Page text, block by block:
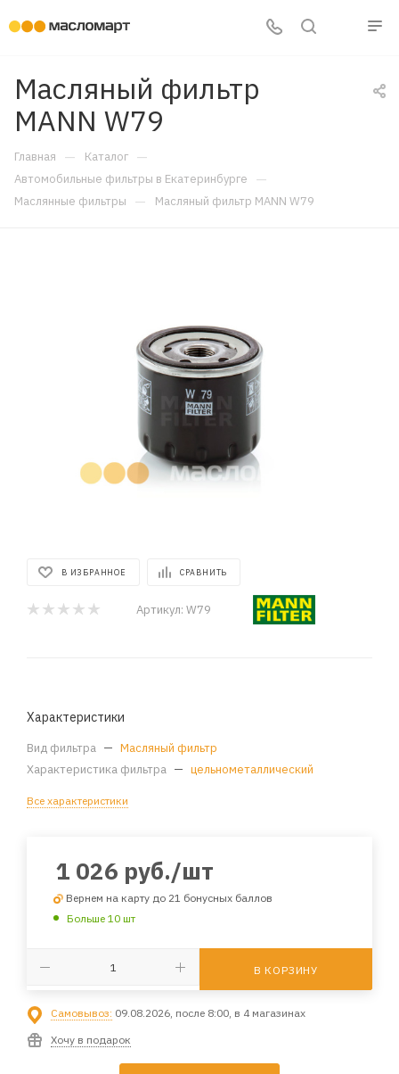
Масляный фильтр
MANN W79
Главная — Каталог —
Автомобильные фильтры в Екатеринбурге —
Маслянные фильтры — Масляный фильтр MANN W79
В ИЗБРАННОЕ СРАВНИТЬ
Артикул: W79
Характеристики
Вид фильтра — Масляный фильтр
Характеристика фильтра — цельнометаллический
Все характеристики
1 026 руб./шт
Вернем на карту до 21 бонусных баллов
Больше 10 шт
В КОРЗИНУ
Самовывоз: 09.08.2026, после 8:00, в 4 магазинах
Хочу в подарок